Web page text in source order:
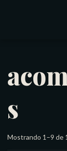
Nuestro Menú
Bolsa de Trabajo
s
Mostrando 1–9 de